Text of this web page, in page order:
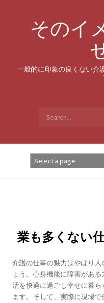
そのイ
一般的に印象の良くない介
for:
やりがいがあ
業も多くない
介護の仕事の魅力はやはり
ょう。心身機能に障害があ
活を快適に過ごし幸せに暮
ます。そして、実際に現場